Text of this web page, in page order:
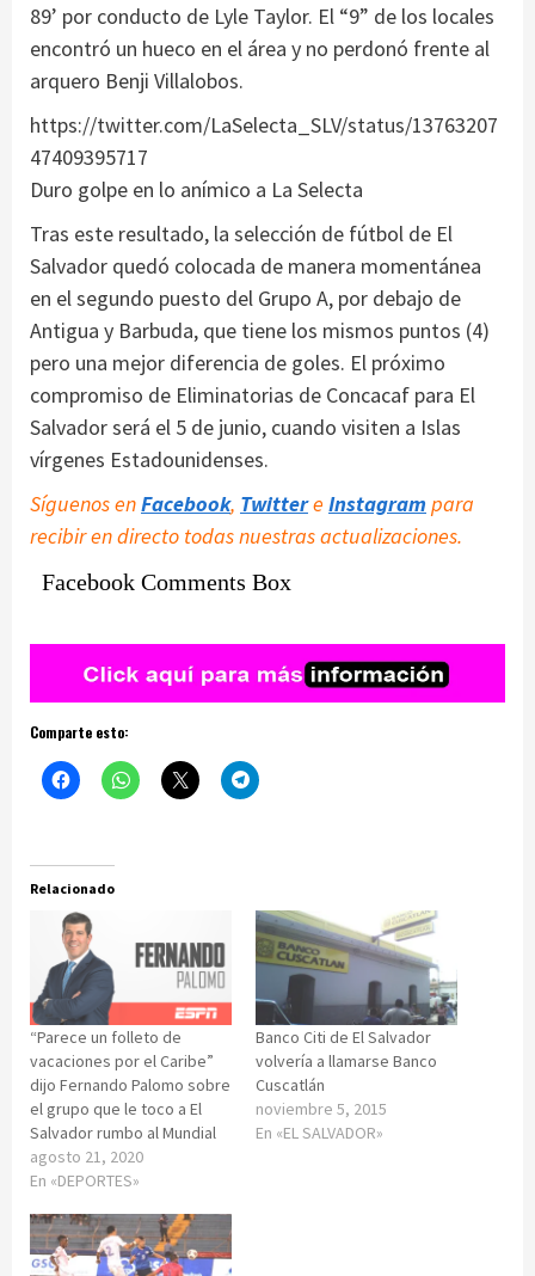
89’ por conducto de Lyle Taylor. El “9” de los locales
encontró un hueco en el área y no perdonó frente al
arquero Benji Villalobos.
https://twitter.com/LaSelecta_SLV/status/13763207
47409395717
Duro golpe en lo anímico a La Selecta
Tras este resultado, la selección de fútbol de El
Salvador quedó colocada de manera momentánea
en el segundo puesto del Grupo A, por debajo de
Antigua y Barbuda, que tiene los mismos puntos (4)
pero una mejor diferencia de goles. El próximo
compromiso de Eliminatorias de Concacaf para El
Salvador será el 5 de junio, cuando visiten a Islas
vírgenes Estadounidenses.
Síguenos enFacebook, Twittere Instagram para
recibir en directo todas nuestras actualizaciones.
Facebook Comments Box
Comparte esto:
Relacionado
“Parece un folleto de
vacaciones por el Caribe”
dijo Fernando Palomo sobre
el grupo que le toco a El
Salvador rumbo al Mundial
agosto 21, 2020
En «DEPORTES»
Banco Citi de El Salvador
volvería a llamarse Banco
Cuscatlán
noviembre 5, 2015
En «EL SALVADOR»